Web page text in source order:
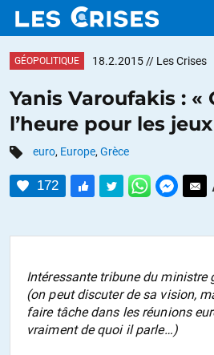
DOSSIERS
CATÉGORIES
CONTACTER
FAIRE UN
GÉOPOLITIQUE 18.2.2015 // Les Crises
Yanis Varoufakis : «
l’heure pour les
euro, Europe, Grèce
172
Intéressante tribune du ministre
(on peut discuter de sa vision,
faire tâche dans les réunions
vraiment de quoi il parle…)